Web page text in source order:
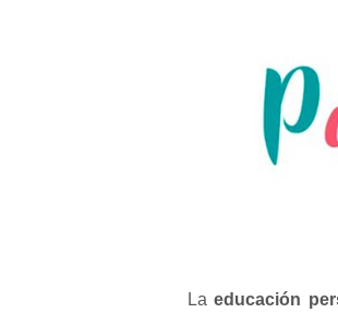
Laeducación